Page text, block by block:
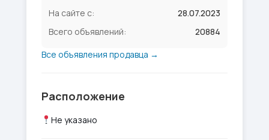
На сайте с:
28.07.2023
Всего объявлений:
20884
Все объявления продавца →
Расположение
Не указано